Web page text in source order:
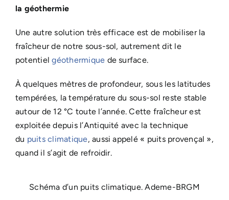
la géothermie
Une autre solution très efficace est de mobiliser la
fraîcheur de notre sous-sol, autrement dit le
potentielgéothermique de surface.
À quelques mètres de profondeur, sous les latitudes
tempérées, la température du sous-sol reste stable
autour de 12 °C toute l’année. Cette fraîcheur est
exploitée depuis l’Antiquité avec la technique
du puits climatique, aussi appelé « puits provençal »,
quand il s’agit de refroidir.
Schéma d’un puits climatique. Ademe-BRGM